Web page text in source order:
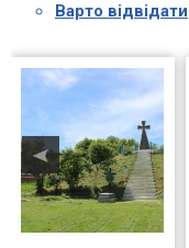
Варто відвідати